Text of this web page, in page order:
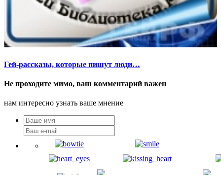
Гей-рассказы, которые пишут люди…
Не проходите мимо, ваш комментарий важен
нам интересно узнать ваше мнение